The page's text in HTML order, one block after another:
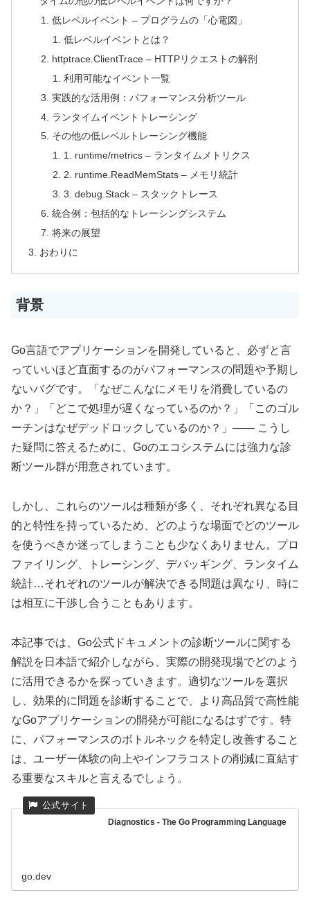
低レベルイベント – プログラムの「心電図」
低レベルイベントとは？
httptrace.ClientTrace – HTTPリクエストの解剖
利用可能なイベント一覧
実践的な活用例：パフォーマンス分析ツール
ランタイムイベントトレーシング
その他の低レベルトレーシング機能
1. runtime/metrics – ランタイムメトリクス
2. runtime.ReadMemStats – メモリ統計
3. debug.Stack – スタックトレース
統合例：包括的なトレーシングシステム
将来の展望
おわりに
背景
Go言語でアプリケーションを開発していると、必ずと言
っていいほど直面するのがパフォーマンスの問題や予期し
ないバグです。「なぜこんなにメモリを消費しているの
か？」「どこで処理が遅くなっているのか？」「このゴル
ーチンはなぜデッドロックしているのか？」—— こうし
た疑問に答えるために、Goのエコシステムには強力な診
断ツール群が用意されています。
しかし、これらのツールは種類が多く、それぞれ異なる目
的と特性を持っているため、どのような場面でどのツール
を使うべきか迷ってしまうことも少なくありません。プロ
ファイリング、トレーシング、デバッギング、ランタイム
統計…それぞれのツールが解決できる問題は異なり、時に
は相互に干渉し合うこともあります。
本記事では、Go公式ドキュメントの診断ツールに関する
解説を日本語で紹介しながら、実際の開発現場でどのよう
に活用できるかを探っていきます。適切なツールを選択
し、効果的に問題を診断することで、より高品質で高性能
なGoアプリケーションの開発が可能になるはずです。特
に、パフォーマンスのボトルネックを特定し改善すること
は、ユーザー体験の向上やインフラコストの削減に直結す
る重要なスキルと言えるでしょう。
Diagnostics - The Go Programming Language
go.dev